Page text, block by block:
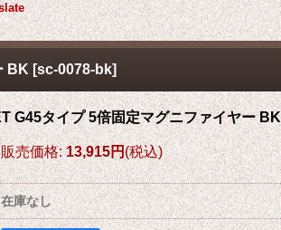
BK [sc-0078-bk]
G45タイプ 5倍固定マグニファイヤー BK
販売価格: 13,915円(税込)
在庫なし